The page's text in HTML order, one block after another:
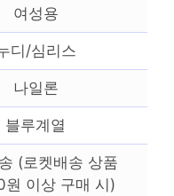
여성용
디/심리스
나일론
블루계열
(로켓배송 상품
원 이상 구매 시)